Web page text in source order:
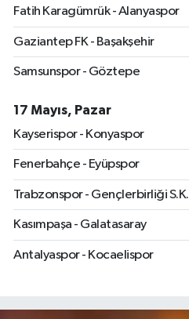
Fatih Karagümrük - Alanyaspor
Gaziantep FK - Başakşehir
Samsunspor - Göztepe
17 Mayıs, Pazar
Kayserispor - Konyaspor
Fenerbahçe - Eyüpspor
Trabzonspor - Gençlerbirliği S.K.
Kasımpaşa - Galatasaray
Antalyaspor - Kocaelispor